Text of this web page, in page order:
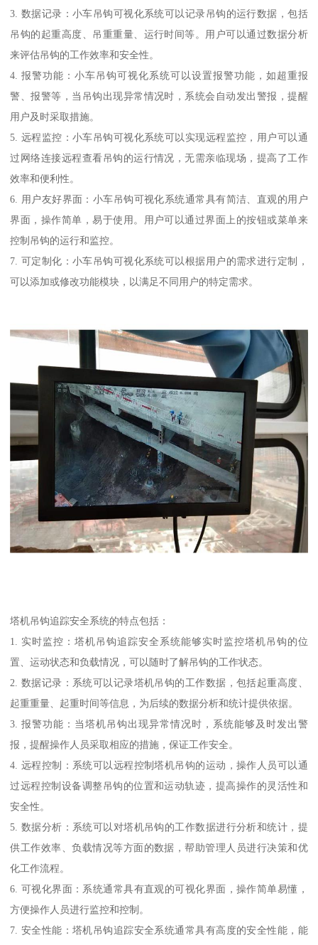
3. 数据记录：小车吊钩可视化系统可以记录吊钩的运行数据，包括
吊钩的起重高度、吊重重量、运行时间等。用户可以通过数据分析
来评估吊钩的工作效率和安全性。
4. 报警功能：小车吊钩可视化系统可以设置报警功能，如超重报
警、报警等，当吊钩出现异常情况时，系统会自动发出警报，提醒
用户及时采取措施。
5. 远程监控：小车吊钩可视化系统可以实现远程监控，用户可以通
过网络连接远程查看吊钩的运行情况，无需亲临现场，提高了工作
效率和便利性。
6. 用户友好界面：小车吊钩可视化系统通常具有简洁、直观的用户
界面，操作简单，易于使用。用户可以通过界面上的按钮或菜单来
控制吊钩的运行和监控。
7. 可定制化：小车吊钩可视化系统可以根据用户的需求进行定制，
可以添加或修改功能模块，以满足不同用户的特定需求。
塔机吊钩追踪安全系统的特点包括：
1. 实时监控：塔机吊钩追踪安全系统能够实时监控塔机吊钩的位
置、运动状态和负载情况，可以随时了解吊钩的工作状态。
2. 数据记录：系统可以记录塔机吊钩的工作数据，包括起重高度、
起重重量、起重时间等信息，为后续的数据分析和统计提供依据。
3. 报警功能：当塔机吊钩出现异常情况时，系统能够及时发出警
报，提醒操作人员采取相应的措施，保证工作安全。
4. 远程控制：系统可以远程控制塔机吊钩的运动，操作人员可以通
过远程控制设备调整吊钩的位置和运动轨迹，提高操作的灵活性和
安全性。
5. 数据分析：系统可以对塔机吊钩的工作数据进行分析和统计，提
供工作效率、负载情况等方面的数据，帮助管理人员进行决策和优
化工作流程。
6. 可视化界面：系统通常具有直观的可视化界面，操作简单易懂，
方便操作人员进行监控和控制。
7. 安全性能：塔机吊钩追踪安全系统通常具有高度的安全性能，能